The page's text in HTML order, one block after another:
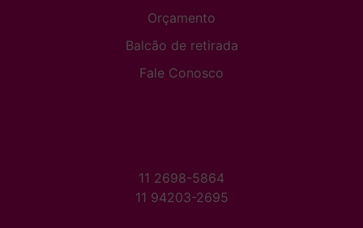
Orçamento
Balcão de retirada
Fale Conosco
11 2698-5864
11 94203-2695